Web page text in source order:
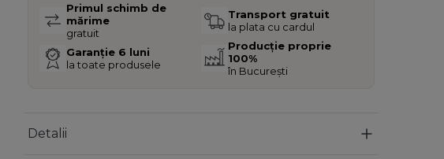
Primul schimb de
mărime
gratuit
Transport gratuit
la plata cu cardul
Garanție 6 luni
la toate produsele
Producție proprie
100%
în București
Detalii